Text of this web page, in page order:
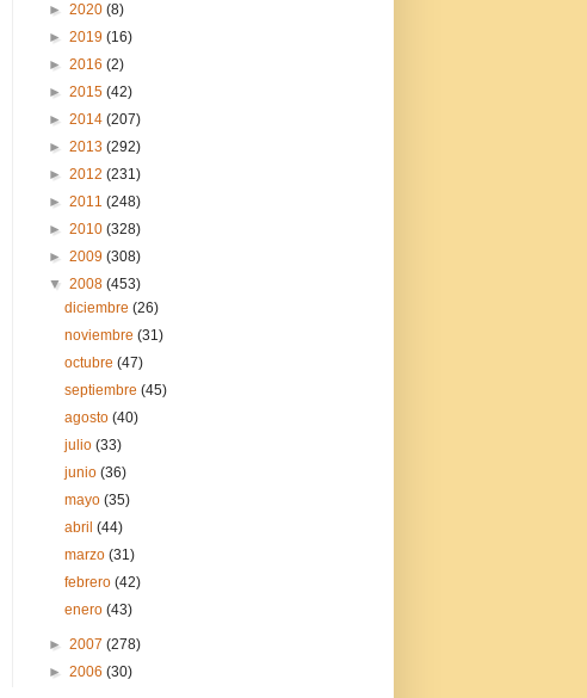
► 2020 (8)
► 2019 (16)
► 2016 (2)
► 2015 (42)
► 2014 (207)
► 2013 (292)
► 2012 (231)
► 2011 (248)
► 2010 (328)
► 2009 (308)
▼ 2008 (453)
diciembre(26)
noviembre(31)
octubre(47)
septiembre(45)
agosto(40)
julio(33)
junio(36)
mayo(35)
abril(44)
marzo(31)
febrero(42)
enero(43)
► 2007 (278)
► 2006 (30)